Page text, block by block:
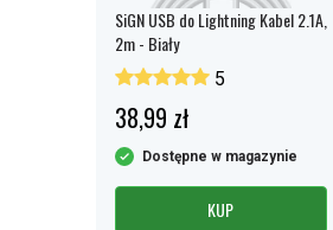
SiGN USB do Lightning Kabel 2.1A,
2m - Biały
5
38,99 zł
Dostępne w magazynie
KUP